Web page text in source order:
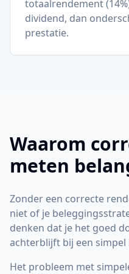
totaalrendement
dividend, dan
prestatie.
Waarom
meten
Zonder een correcte
niet of je
denken dat je het goed
achterblijft bij een simpel
Het probleem met